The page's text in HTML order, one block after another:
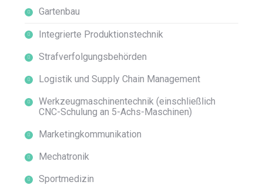
Gartenbau
Integrierte Produktionstechnik
Strafverfolgungsbehörden
Logistik und Supply Chain Management
Werkzeugmaschinentechnik (einschließlich
CNC-Schulung an 5-Achs-Maschinen)
Marketingkommunikation
Mechatronik
Sportmedizin